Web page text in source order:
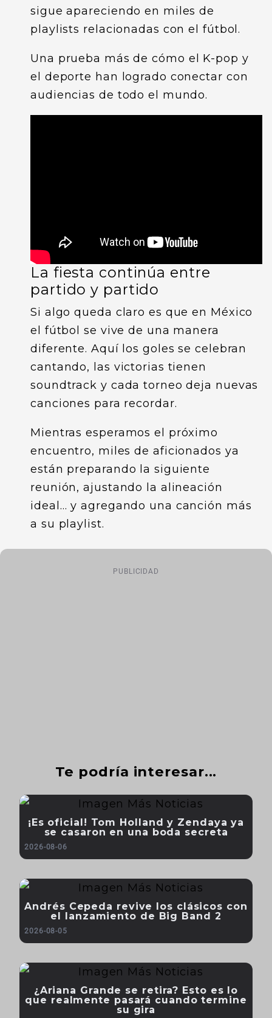
sigue apareciendo en miles de
playlists relacionadas con el fútbol.
Una prueba más de cómo el K-pop y
el deporte han logrado conectar con
audiencias de todo el mundo.
La fiesta continúa entre
partido y partido
Si algo queda claro es que en México
el fútbol se vive de una manera
diferente. Aquí los goles se celebran
cantando, las victorias tienen
soundtrack y cada torneo deja nuevas
canciones para recordar.
Mientras esperamos el próximo
encuentro, miles de aficionados ya
están preparando la siguiente
reunión, ajustando la alineación
ideal… y agregando una canción más
a su playlist.
PUBLICIDAD
Te podría interesar...
¡Es oficial! Tom Holland y Zendaya ya
se casaron en una boda secreta
2026-08-06
Andrés Cepeda revive los clásicos con
el lanzamiento de Big Band 2
2026-08-05
¿Ariana Grande se retira? Esto es lo
que realmente pasará cuando termine
su gira